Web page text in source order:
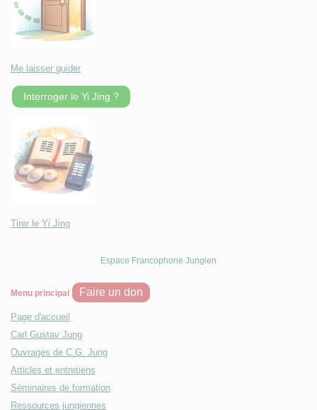
Me laisser guider
Interroger le Yi Jing ?
Tirer le Yi Jing
Espace Francophone Jungien
Menu principal Faire un don
Page d'accueil
Carl Gustav Jung
Ouvrages de C.G. Jung
Articles et entretiens
Séminaires de formation
Ressources jungiennes